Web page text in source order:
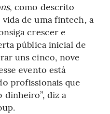
, como descrito
vida de uma fintech, a
crescer e
pública inicial de
uns cinco, nove
evento está
profissionais que
dinheiro”, diz a